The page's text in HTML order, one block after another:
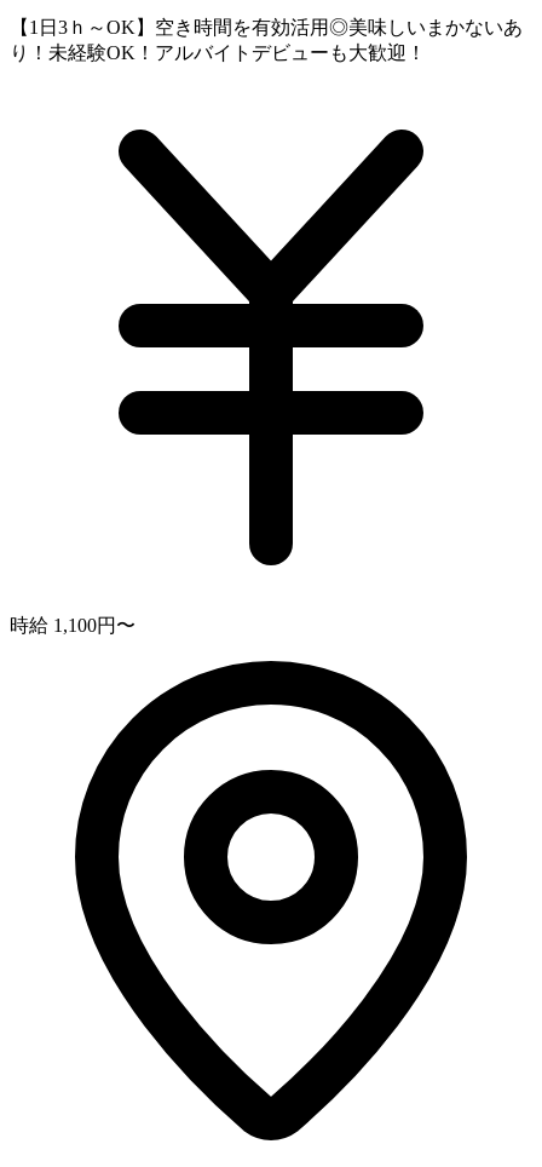
【1日3ｈ～OK】空き時間を有効活用◎美味しいまかないあ
り！未経験OK！アルバイトデビューも大歓迎！
時給 1,100円〜